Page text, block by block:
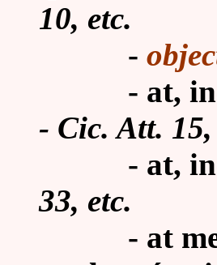
10, etc.
-
- at,
- Cic. Att.
- at,
33, etc.
- at